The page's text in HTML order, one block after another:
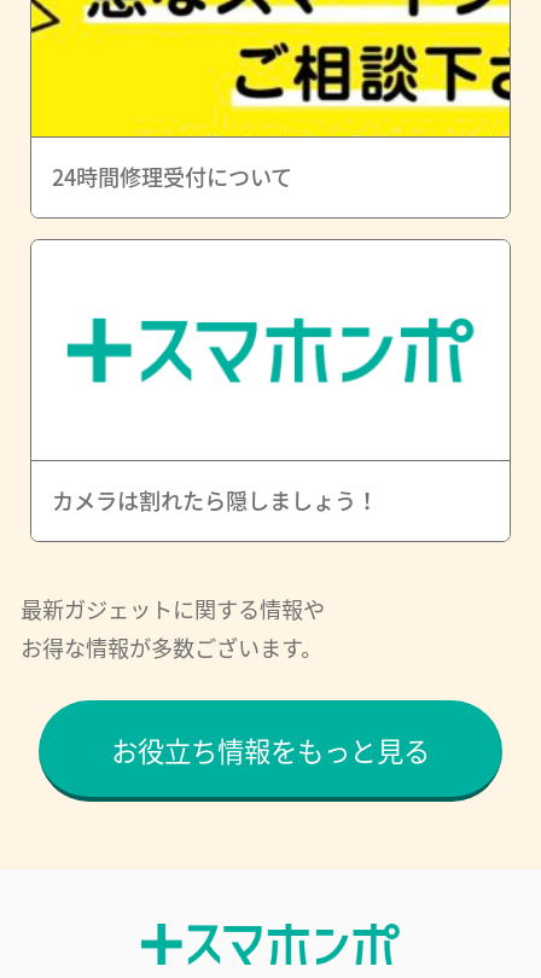
24時間修理受付について
カメラは割れたら隠しましょう！
最新ガジェットに関する情報や
お得な情報が多数ございます。
お役立ち情報をもっと見る